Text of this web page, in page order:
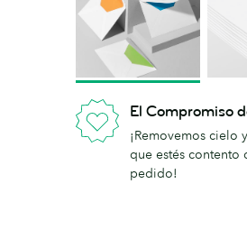
El Compromiso
¡Removemos cielo
que estés contento
pedido!